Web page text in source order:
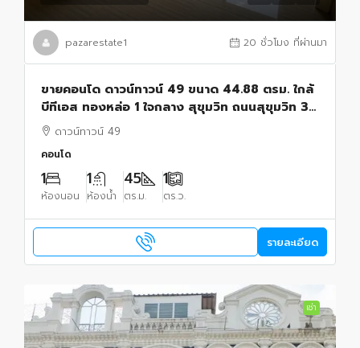
pazarestate1 20 ชั่วโมง ที่ผ่านมา
ขายคอนโด ดาวน์ทาวน์ 49 ขนาด 44.88 ตรม. ใกล้
บีทีเอส ทองหล่อ 1 ใจกลาง สุขุมวิท ถนนสุขุมวิท 39
แขวงคลองตันเหนือ เขตวัฒนา กรุงเทพมหานคร
ดาวน์ทาวน์ 49
คอนโด
1
ห้องนอน
1
ห้องน้ำ
45
ตร.ม.
1
ตร.ว.
รายละเอียด
เช่า